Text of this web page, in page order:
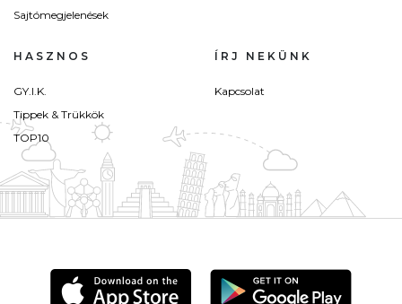
Sajtómegjelenések
HASZNOS
GY.I.K.
Tippek & Trükkök
TOP10
ÍRJ NEKÜNK
Kapcsolat